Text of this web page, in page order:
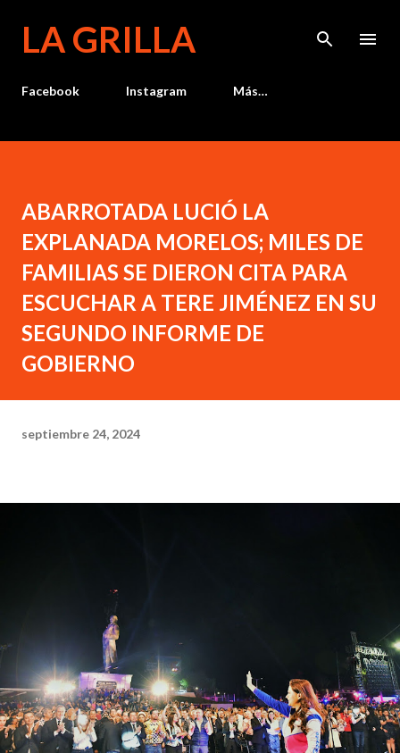
LA GRILLA
Facebook Instagram Más…
ABARROTADA LUCIÓ LA
EXPLANADA MORELOS; MILES DE
FAMILIAS SE DIERON CITA PARA
ESCUCHAR A TERE JIMÉNEZ EN SU
SEGUNDO INFORME DE
GOBIERNO
septiembre 24, 2024